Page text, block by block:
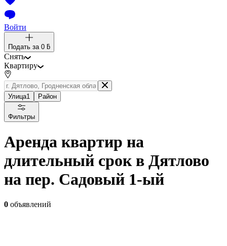
Войти
Подать за 0 ƃ
Снять
Квартиру
Улица1 Район
Фильтры
Аренда квартир на
длительный срок в Дятлово
на пер. Садовый 1-ый
0 объявлений